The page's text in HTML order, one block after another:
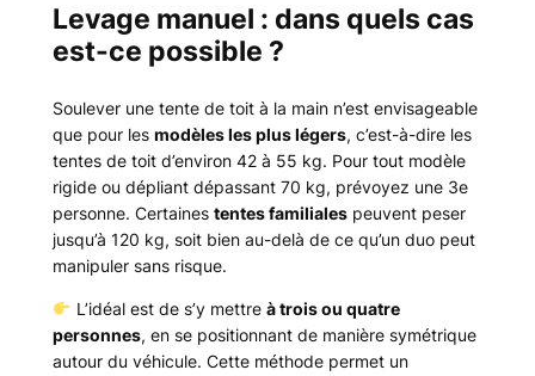
Levage manuel : dans quels cas
est-ce possible ?
Soulever une tente de toit à la main n’est envisageable
que pour les modèles les plus légers, c’est-à-dire les
tentes de toit d’environ 42 à 55 kg. Pour tout modèle
rigide ou dépliant dépassant 70 kg, prévoyez une 3e
personne. Certaines tentes familialespeuvent peser
jusqu’à 120 kg, soit bien au-delà de ce qu’un duo peut
manipuler sans risque.
L’idéal est de s’y mettreà trois ou quatre
personnes, en se positionnant de manière symétrique
autour du véhicule. Cette méthode permet un